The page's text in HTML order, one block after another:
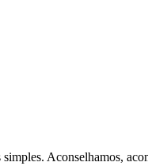
Aconselhamos,